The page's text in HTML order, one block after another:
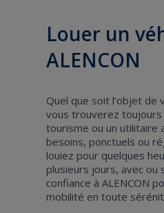
Louer un
ALENCON
Quel que soit l’objet de
vous trouverez toujours
tourisme ou un utilitaire
besoins, ponctuels ou
louiez pour quelques
plusieurs jours, avec ou
confiance à ALENCON
mobilité en toute